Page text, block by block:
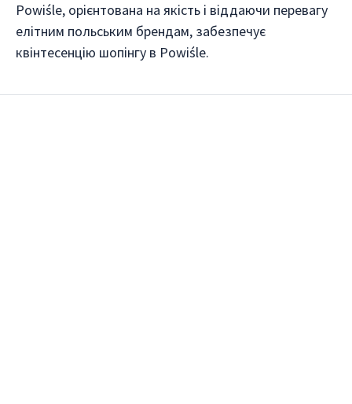
Powiśle, орієнтована на якість і віддаючи перевагу
елітним польським брендам, забезпечує
квінтесенцію шопінгу в Powiśle.